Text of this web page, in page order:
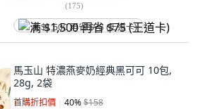
(175)
满 $1,500 再省 $75 (王道卡)
馬玉山 特濃燕麥奶經典黑可可 10包,
28g, 2袋
首購折扣價 40%$158